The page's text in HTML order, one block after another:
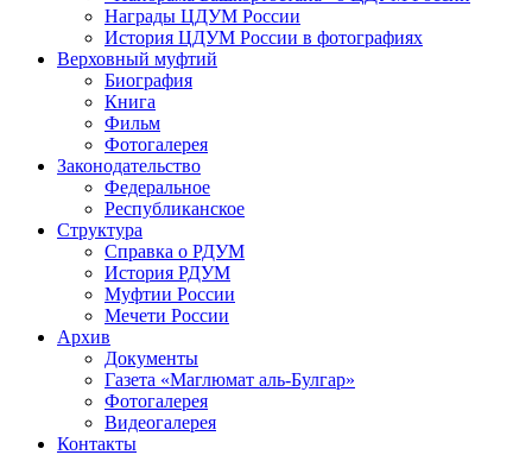
Награды ЦДУМ России
История ЦДУМ России в фотографиях
Верховный муфтий
Биография
Книга
Фильм
Фотогалерея
Законодательство
Федеральное
Республиканское
Структура
Справка о РДУМ
История РДУМ
Муфтии России
Мечети России
Архив
Документы
Газета «Маглюмат аль-Булгар»
Фотогалерея
Видеогалерея
Контакты